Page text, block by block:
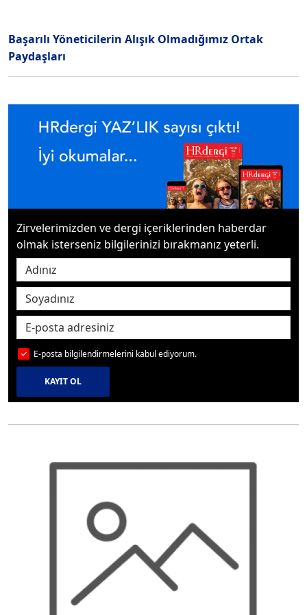
Başarılı Yöneticilerin Alışık Olmadığımız Ortak
Paydaşları
Zirvelerimizden ve dergi içeriklerinden haberdar
olmak isterseniz bilgilerinizi bırakmanız yeterli.
E-posta bilgilendirmelerini kabul ediyorum.
KAYIT OL